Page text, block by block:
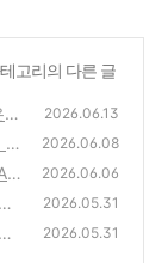
고리의 다른 글
2026.06.13
1
2026.06.08
2026.06.06
2026.05.31
2026.05.31